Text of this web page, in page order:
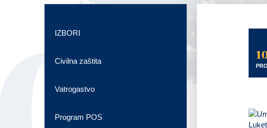
PRO
IZBORI
Civilna zaštita
Vatrogastvo
Program POS